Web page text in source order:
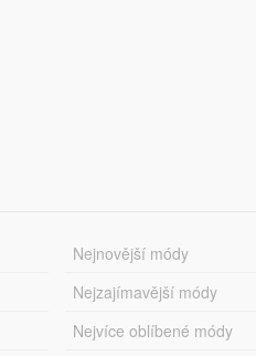
Nejnovější módy
Nejzajímavější módy
Nejvíce oblíbené módy